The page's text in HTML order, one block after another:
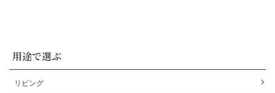
用途で選ぶ
リビング